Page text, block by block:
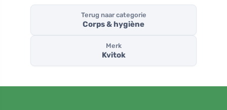
Terug naar categorie
Corps & hygiène
Merk
Kvitok